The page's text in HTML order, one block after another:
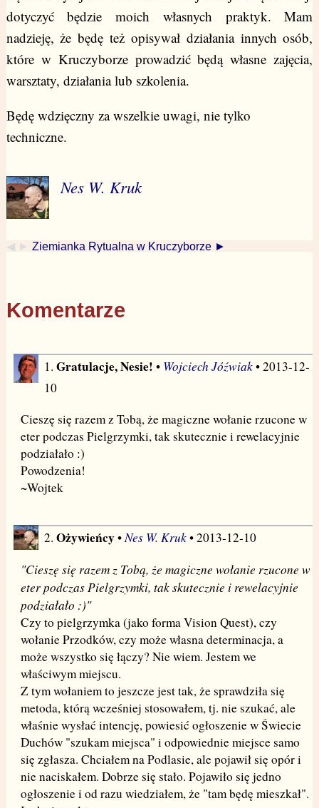
dotyczyć będzie moich własnych praktyk. Mam
nadzieję, że będę też opisywał działania innych osób,
które w Kruczyborze prowadzić będą własne zajęcia,
warsztaty, działania lub szkolenia.
Będę wdzięczny za wszelkie uwagi, nie tylko
techniczne.
Nes W. Kruk
◀ ► Ziemianka Rytualna w Kruczyborze ►
Komentarze
1. Gratulacje, Nesie! • Wojciech Jóźwiak• 2013-12-
10
Cieszę się razem z Tobą, że magiczne wołanie rzucone w
eter podczas Pielgrzymki, tak skutecznie i rewelacyjnie
podziałało :)
Powodzenia!
~Wojtek
2. Ożywieńcy•Nes W. Kruk• 2013-12-10
"Cieszę się razem z Tobą, że magiczne wołanie rzucone w
eter podczas Pielgrzymki, tak skutecznie i rewelacyjnie
podziałało :)"
Czy to pielgrzymka (jako forma Vision Quest), czy
wołanie Przodków, czy może własna determinacja, a
może wszystko się łączy? Nie wiem. Jestem we
właściwym miejscu.
Z tym wołaniem to jeszcze jest tak, że sprawdziła się
metoda, którą wcześniej stosowałem, tj. nie szukać, ale
właśnie wysłać intencję, powiesić ogłoszenie w Świecie
Duchów "szukam miejsca" i odpowiednie miejsce samo
się zgłasza. Chciałem na Podlasie, ale pojawił się opór i
nie naciskałem. Dobrze się stało. Pojawiło się jedno
ogłoszenie i od razu wiedziałem, że "tam będę mieszkał".